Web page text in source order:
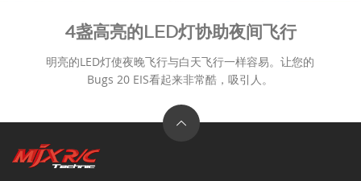
4盏高亮的LED灯协助夜间飞行
明亮的LED灯使夜晚飞行与白天飞行一样容易。让您的
Bugs 20 EIS看起来非常酷，吸引人。